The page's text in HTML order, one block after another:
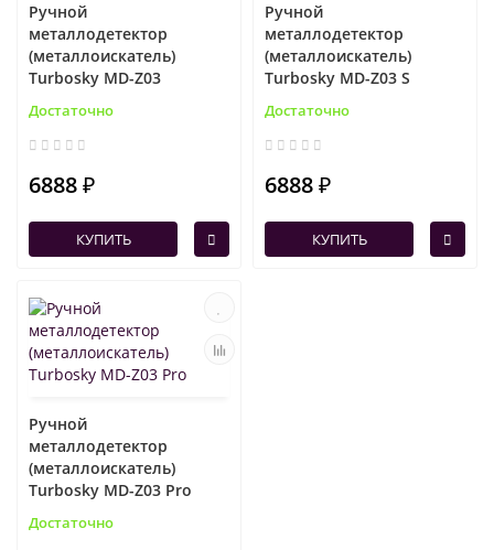
Ручной
металлодетектор
(металлоискатель)
Turbosky MD-Z03
Достаточно
6888 ₽
КУПИТЬ
Ручной
металлодетектор
(металлоискатель)
Turbosky MD-Z03 S
Достаточно
6888 ₽
КУПИТЬ
Ручной
металлодетектор
(металлоискатель)
Turbosky MD-Z03 Pro
Достаточно